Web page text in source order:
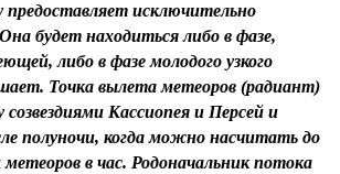
предоставляет исключительно
будет находиться либо в фазе,
либо в фазе молодого узкого
Точка вылета метеоров (радиант)
Кассиопея и Персей и
полуночи, когда можно насчитать до
в час. Родоначальник потока